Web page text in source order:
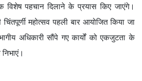
पहचान दिलाने के प्रयास किए जाएंगे।
चिंतपूर्णी महोत्सव पहली बार आयोजित किया जा
अधिकारी सौंपे गए कार्यों को एकजुटता के